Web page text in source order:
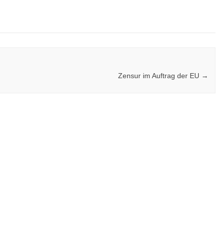
Zensur im Auftrag der EU →